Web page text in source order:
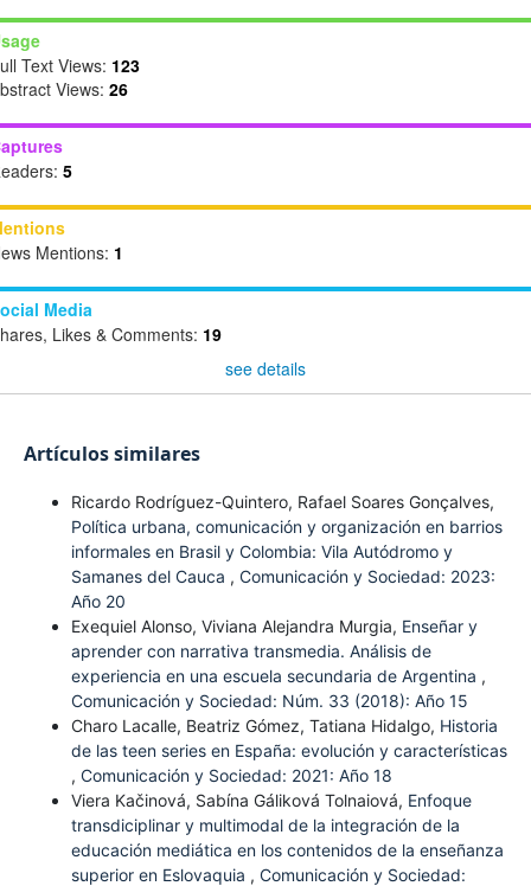
Text Views: 123
Views: 26
5
Mentions: 1
Media
Likes & Comments: 19
see details
Artículos similares
Ricardo Rodríguez-Quintero, Rafael Soares Gonçalves,
Política urbana, comunicación y organización en barrios
informales en Brasil y Colombia: Vila Autódromo y
Samanes del Cauca , Comunicación y Sociedad: 2023:
Año 20
Exequiel Alonso, Viviana Alejandra Murgia, Enseñar y
aprender con narrativa transmedia. Análisis de
experiencia en una escuela secundaria de Argentina ,
Comunicación y Sociedad: Núm. 33 (2018): Año 15
Charo Lacalle, Beatriz Gómez, Tatiana Hidalgo, Historia
de las teen series en España: evolución y características
, Comunicación y Sociedad: 2021: Año 18
Viera Kačinová, Sabína Gáliková Tolnaiová, Enfoque
transdiciplinar y multimodal de la integración de la
educación mediática en los contenidos de la enseñanza
superior en Eslovaquia , Comunicación y Sociedad: